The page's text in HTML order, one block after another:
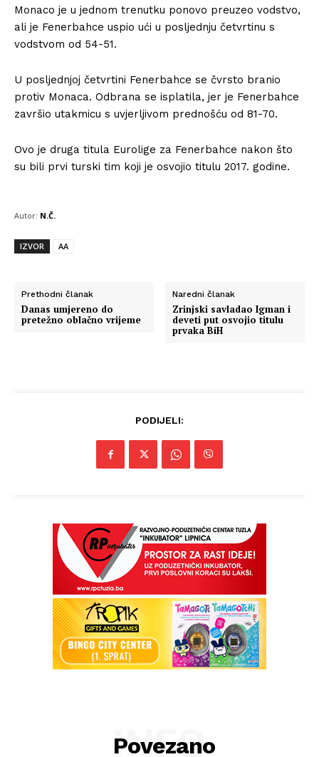
Monaco je u jednom trenutku ponovo preuzeo vodstvo,
ali je Fenerbahce uspio ući u posljednju četvrtinu s
vodstvom od 54-51.
U posljednjoj četvrtini Fenerbahce se čvrsto branio
protiv Monaca. Odbrana se isplatila, jer je Fenerbahce
završio utakmicu s uvjerljivom prednošću od 81-70.
Ovo je druga titula Eurolige za Fenerbahce nakon što
su bili prvi turski tim koji je osvojio titulu 2017. godine.
Autor: N.Č.
IZVOR AA
Prethodni članak
Danas umjereno do
pretežno oblačno vrijeme
Naredni članak
Zrinjski savladao Igman i
deveti put osvojio titulu
prvaka BiH
PODIJELI:
Povezano
INFO